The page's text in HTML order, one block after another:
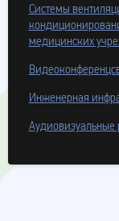
Системы
медицинских
Инженерная